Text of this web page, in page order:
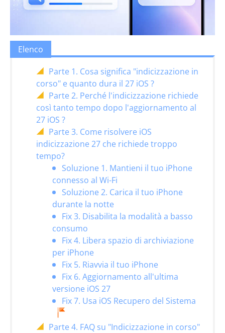
Elenco
Parte 1. Cosa significa "indicizzazione in
corso" e quanto dura il 27 iOS ?
Parte 2. Perché l'indicizzazione richiede
così tanto tempo dopo l'aggiornamento al
27 iOS ?
Parte 3. Come risolvere iOS
indicizzazione 27 che richiede troppo
tempo?
Soluzione 1. Mantieni il tuo iPhone
connesso al Wi-Fi
Soluzione 2. Carica il tuo iPhone
durante la notte
Fix 3. Disabilita la modalità a basso
consumo
Fix 4. Libera spazio di archiviazione
per iPhone
Fix 5. Riavvia il tuo iPhone
Fix 6. Aggiornamento all'ultima
versione iOS 27
Fix 7. Usa iOS Recupero del Sistema
Parte 4. FAQ su "Indicizzazione in corso"